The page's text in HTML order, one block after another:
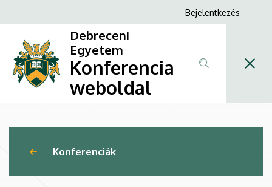
Juhász
Zsuzsa
Szakdolgozói
Konferencia
a
tartalomra
Anonim
menüje
Bejelentkezés
Debreceni
Egyetem
Konferencia
weboldal
Konferenciák